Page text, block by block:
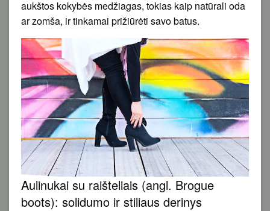
aukštos kokybės medžiagas, tokias kaip natūrali oda
ar zomša, ir tinkamai prižiūrėti savo batus.
Aulinukai su raišteliais (angl. Brogue
boots): solidumo ir stiliaus derinys